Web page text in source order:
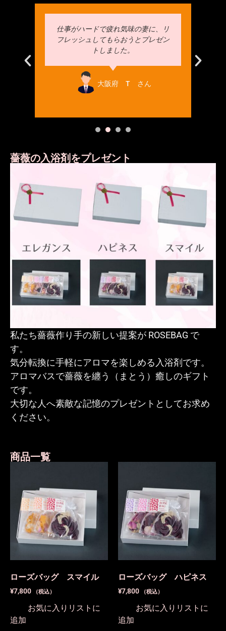
仕事がハードで疲れ気味の妻に、リ
フレッシュしてもらおうとプレゼン
トしました。
大阪府 T さん
薔薇の入浴剤をプレゼント
私たち薔薇作り手の新しい提案が ROSEBAG で
す。
気分転換に手軽にアロマを楽しめる入浴剤です。
アロマバスで薔薇を纏う（まとう）癒しのギフト
です。
大切な人へ素敵な記憶のプレゼントとしてお求め
ください。
商品一覧
ローズバッグ スマイル
¥7,800 （税込）
お気に入りリストに
追加
ローズバッグ ハピネス
¥7,800 （税込）
お気に入りリストに
追加